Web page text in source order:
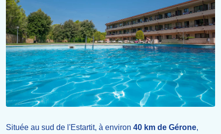
Située au sud de l'Estartit, à environ 40 km de Gérone,